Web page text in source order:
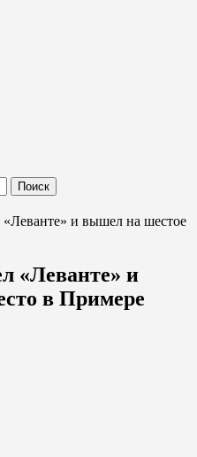
«Леванте» и вышел на шестое
«Леванте» и
в Примере